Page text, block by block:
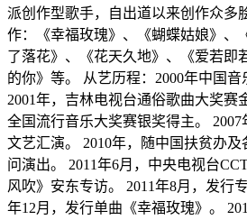
派创作型歌手，自出道以来创作众多
作：《幸福玫瑰》、《蝴蝶姑娘》、
了落花》、《花天久地》、《爱若即
的你》等。 从艺历程：2000年中国音
2001年，吉林电视台通俗歌曲大奖赛
全国流行音乐大奖赛银奖得主。
文艺汇演。 2010年，随中国扶贫办
问演出。 2011年6月，中央电视台
风吹》安东专访。 2011年8月，发行
年12月，发行单曲《幸福玫瑰》。